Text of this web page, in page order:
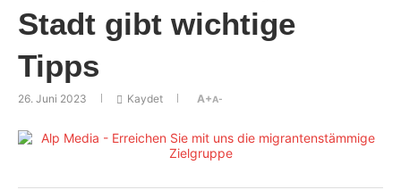
Stadt gibt wichtige
Tipps
26. Juni 2023 Kaydet A+A-